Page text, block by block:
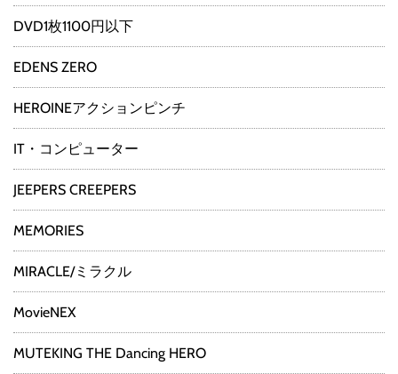
DVD1枚1100円以下
EDENS ZERO
HEROINEアクションピンチ
IT・コンピューター
JEEPERS CREEPERS
MEMORIES
MIRACLE/ミラクル
MovieNEX
MUTEKING THE Dancing HERO